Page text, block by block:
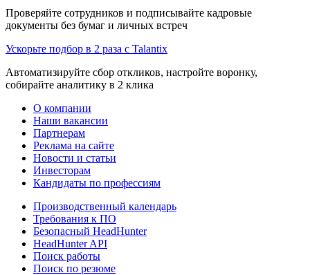
Проверяйте сотрудников и подписывайте кадровые
документы без бумаг и личных встреч
Ускорьте подбор в 2 раза с Talantix
Автоматизируйте сбор откликов, настройте воронку,
собирайте аналитику в 2 клика
О компании
Наши вакансии
Партнерам
Реклама на сайте
Новости и статьи
Инвесторам
Кандидаты по профессиям
Производственный календарь
Требования к ПО
Безопасный HeadHunter
HeadHunter API
Поиск работы
Поиск по резюме